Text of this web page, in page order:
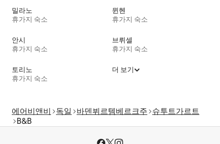
밀라노
휴가지 숙소
뮌헨
휴가지 숙소
안시
휴가지 숙소
브뤼셀
휴가지 숙소
토리노
휴가지 숙소
더 보기
에어비앤비 독일 바덴뷔르템베르크주 슈투트가르트
B&B